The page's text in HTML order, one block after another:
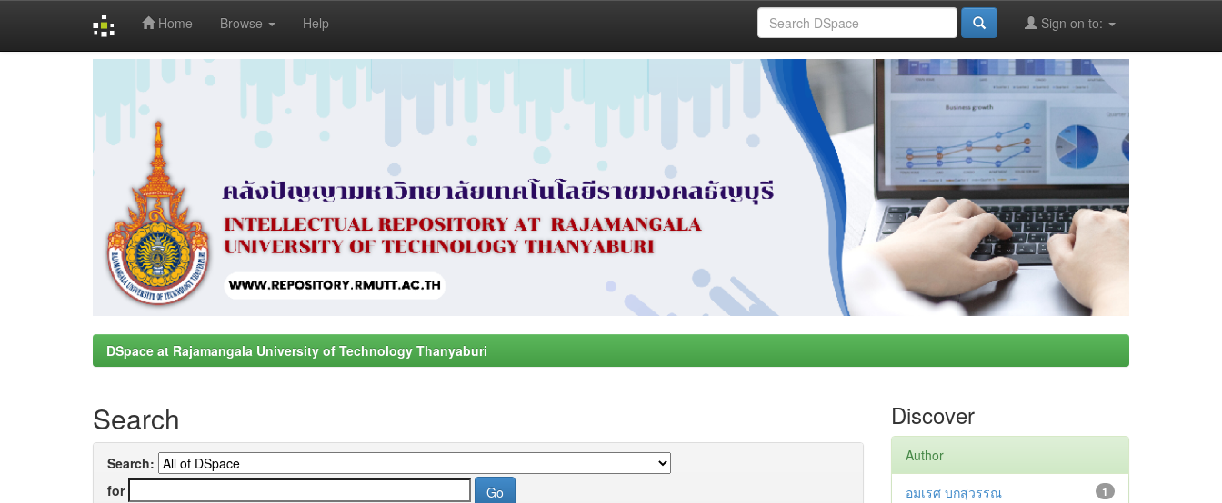
Home Browse Help Sign on to:
DSpace at Rajamangala University of Technology Thanyaburi
Search
Search:
for
Discover
Author
1
อมเรศ บกสุวรรณ